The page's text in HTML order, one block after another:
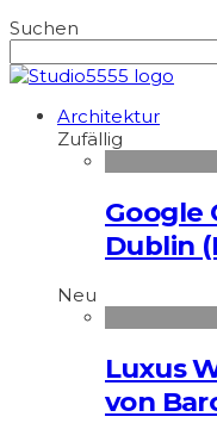
Suchen
Architektur
Zufällig
Google
Dublin
Neu
Luxus
von